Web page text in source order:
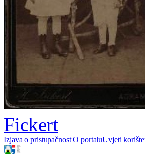
Fickert
Izjava o pristupačnostiO portaluUvjeti